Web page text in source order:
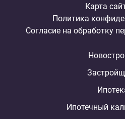
Карта
Политика
Согласие на обработку
Ипотечный